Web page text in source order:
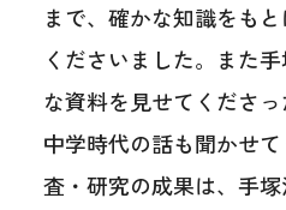
まで、確かな知識をも
くださいました。また
な資料を見せてくださ
中学時代の話も聞かせ
査・研究の成果は、手